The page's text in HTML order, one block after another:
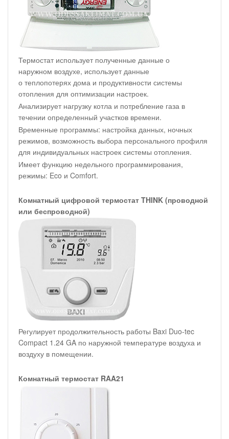
Термостат использует полученные данные о
наружном воздухе, использует данные
о теплопотерях дома и продуктивности системы
отопления для оптимизации настроек.
Анализирует нагрузку котла и потребление газа в
течении определенный участков времени.
Временные программы: настройка данных, ночных
режимов, возможность выбора персонального профиля
для индивидуальных настроек системы отопления.
Имеет функцию недельного программирования,
режимы: Eco и Comfort.
Комнатный цифровой термостат THINK (проводной
или беспроводной)
Регулирует продолжительность работы Baxi Duo-tec
Compact 1.24 GA по наружной температуре воздуха и
воздуху в помещении.
Комнатный термостат RAA21